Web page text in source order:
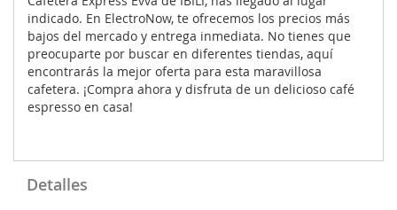
indicado. En ElectroNow, te ofrecemos los precios más
bajos del mercado y entrega inmediata. No tienes que
preocuparte por buscar en diferentes tiendas, aquí
encontrarás la mejor oferta para esta maravillosa
cafetera. ¡Compra ahora y disfruta de un delicioso café
espresso en casa!
Detalles